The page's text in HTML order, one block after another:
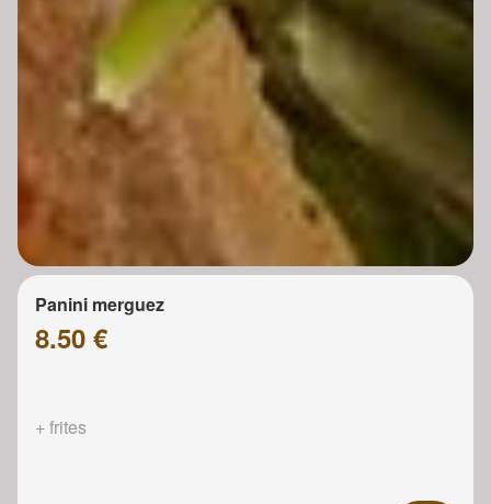
Panini merguez
8.50 €
+ frites